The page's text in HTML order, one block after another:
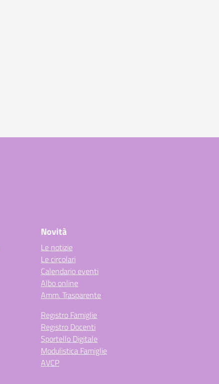
Novità
Le notizie
Le circolari
Calendario eventi
Albo online
Amm. Trasparente
Registro Famiglie
Registro Docenti
Sportello Digitale
Modulistica Famiglie
AVCP